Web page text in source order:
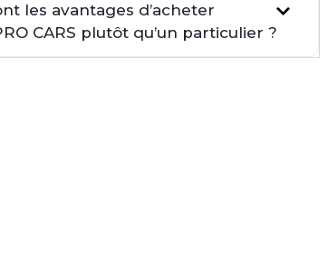
les avantages d’acheter
CARS plutôt qu’un particulier ?